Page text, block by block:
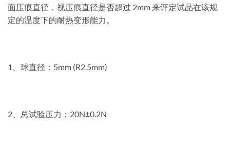
面压痕直径，视压痕直径是否超过 2mm 来评定试品在该规
定的温度下的耐热变形能力。
1、球直径：5mm (R2.5mm)
2、总试验压力：20N±0.2N